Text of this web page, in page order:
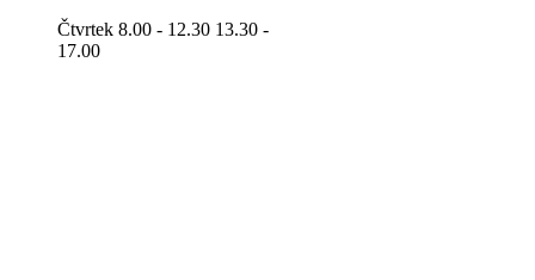
Čtvrtek 8.00 - 12.30 13.30 -
17.00